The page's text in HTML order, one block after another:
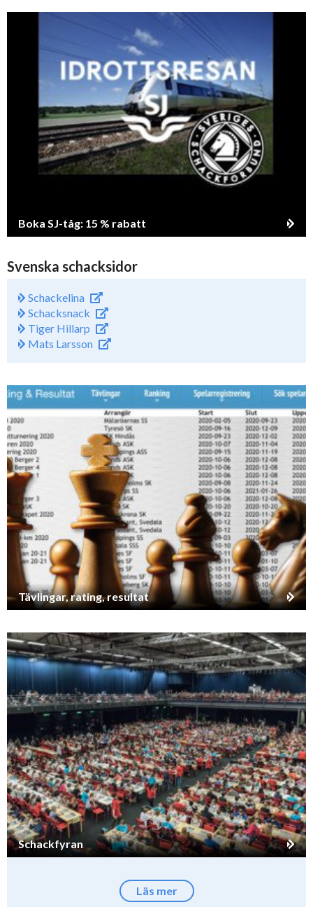
Boka SJ-tåg: 15 % rabatt
Svenska schacksidor
Schackelina
Schacksnack
Tiger Hillarp
Mats Larsson
Tävlingar, rating, resultat
Schackfyran
Läs mer